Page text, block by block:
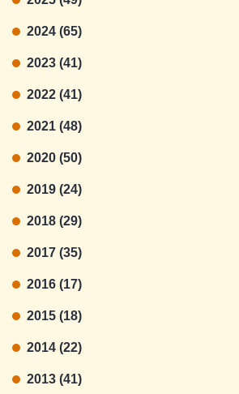
2024 (65)
2023 (41)
2022 (41)
2021 (48)
2020 (50)
2019 (24)
2018 (29)
2017 (35)
2016 (17)
2015 (18)
2014 (22)
2013 (41)